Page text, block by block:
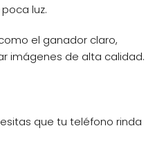
luz.
el ganador claro,
imágenes de alta calidad.
que tu teléfono rinda